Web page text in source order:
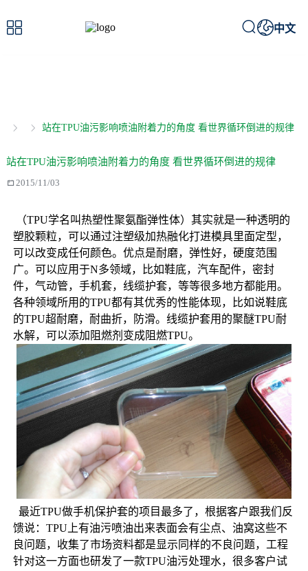
 中文
站在TPU油污影响喷油附着力的角度 看世界循环倒进的规律
站在TPU油污影响喷油附着力的角度 看世界循环倒进的规律
 2015/11/03
（TPU学名叫热塑性聚氨酯弹性体）其实就是一种透明的
塑胶颗粒，可以通过注塑级加热融化打进模具里面定型，
可以改变成任何颜色。优点是耐磨，弹性好，硬度范围
广。可以应用于N多领域，比如鞋底，汽车配件，密封
件，气动管，手机套，线缆护套，等等很多地方都能用。
各种领域所用的TPU都有其优秀的性能体现，比如说鞋底
的TPU超耐磨，耐曲折，防滑。线缆护套用的聚醚TPU耐
水解，可以添加阻燃剂变成阻燃TPU。
最近TPU做手机保护套的项目最多了，根据客户跟我们反
馈说：TPU上有油污喷油出来表面会有尘点、油窝这些不
良问题，收集了市场资料都是显示同样的不良问题，工程
针对这一方面也研发了一款TPU油污处理水，很多客户试